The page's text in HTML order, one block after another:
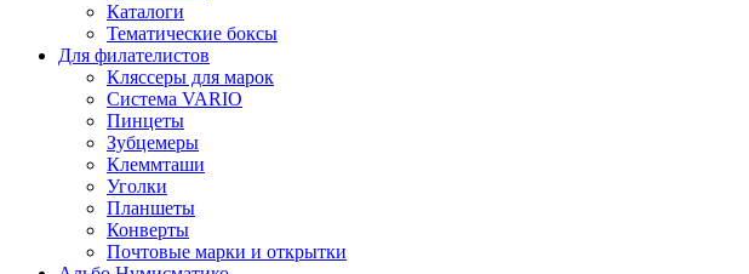
Каталоги
Тематические боксы
Для филателистов
Кляссеры для марок
Система VARIO
Пинцеты
Зубцемеры
Клеммташи
Уголки
Планшеты
Конверты
Почтовые марки и открытки